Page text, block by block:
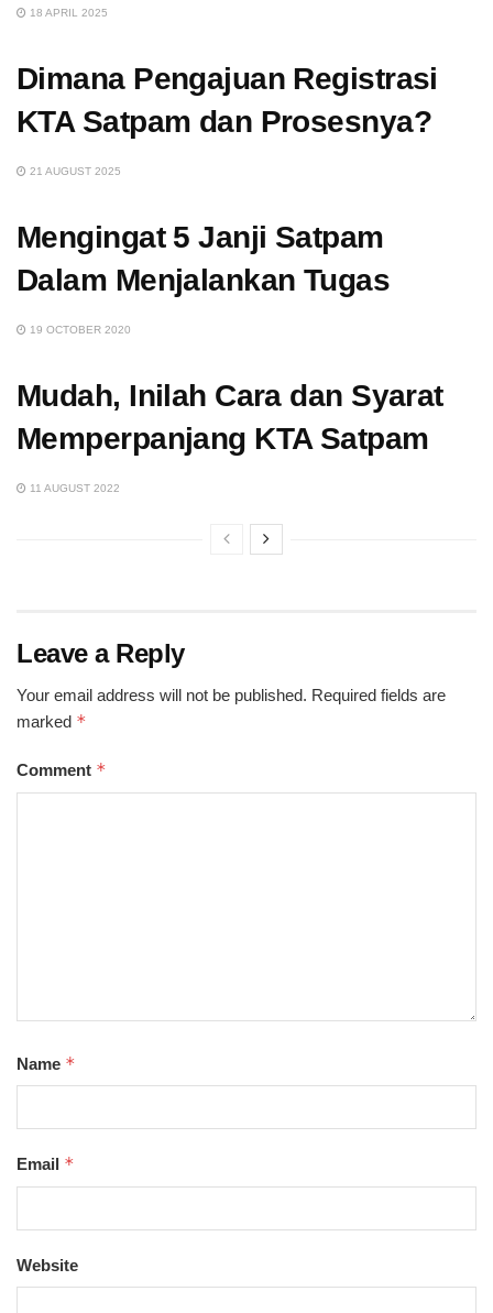
18 APRIL 2025
Dimana Pengajuan Registrasi
KTA Satpam dan Prosesnya?
21 AUGUST 2025
Mengingat 5 Janji Satpam
Dalam Menjalankan Tugas
19 OCTOBER 2020
Mudah, Inilah Cara dan Syarat
Memperpanjang KTA Satpam
11 AUGUST 2022
Leave a Reply
Your email address will not be published. Required fields are
marked *
Comment *
Name *
Email *
Website